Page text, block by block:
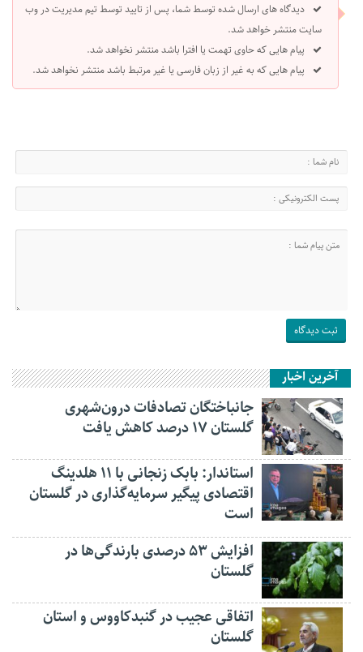
دیدگاه های ارسال شده توسط شما، پس از تایید توسط تیم مدیریت در وب
سایت منتشر خواهد شد.
پیام هایی که حاوی تهمت یا افترا باشد منتشر نخواهد شد.
پیام هایی که به غیر از زبان فارسی یا غیر مرتبط باشد منتشر نخواهد شد.
آخرین اخبار
جانباختگان تصادفات درون‌شهری
گلستان ۱۷ درصد کاهش یافت
استاندار: بابک زنجانی با ۱۱ هلدینگ
اقتصادی پیگیر سرمایه‌گذاری در گلستان
است
افزایش ۵۳ درصدی بارندگی‌ها در
گلستان
اتفاقی عجیب در‌ گنبدکاووس و استان
گلستان